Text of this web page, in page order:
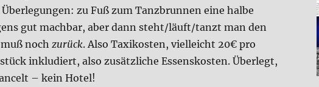
zu Fuß zum Tanz­brun­nen eine hal­be
gut mach­bar, aber dann steht/läuft/tanzt man den
noch zurück. Also Taxi­ko­sten, viel­leicht 20€ pro
inklu­diert, also zusätz­li­che Essens­ko­sten. Über­legt,
– kein Hotel!